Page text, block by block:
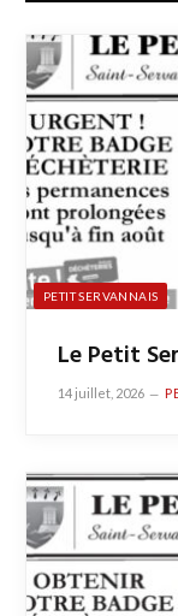
PETIT SERVANNAIS
Le Petit
14 juillet, 2026